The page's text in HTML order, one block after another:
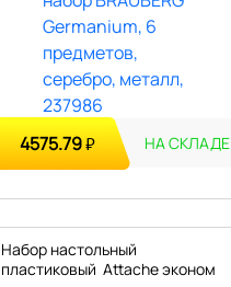
4575.79₽ НА СКЛАДЕ
Набор настольный
пластиковый Attache эконом